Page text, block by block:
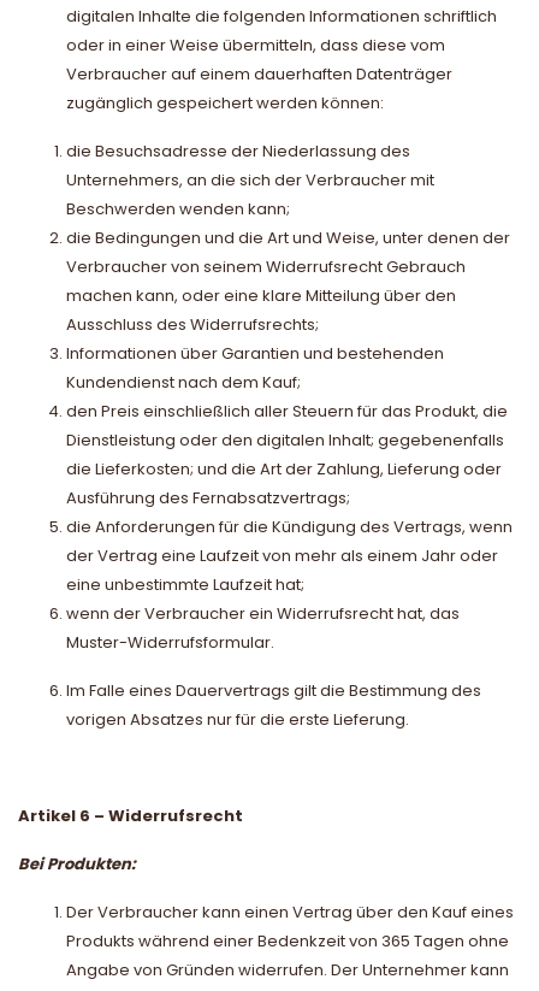
digitalen Inhalte die folgenden Informationen schriftlich
oder in einer Weise übermitteln, dass diese vom
Verbraucher auf einem dauerhaften Datenträger
zugänglich gespeichert werden können:
die Besuchsadresse der Niederlassung des
Unternehmers, an die sich der Verbraucher mit
Beschwerden wenden kann;
die Bedingungen und die Art und Weise, unter denen der
Verbraucher von seinem Widerrufsrecht Gebrauch
machen kann, oder eine klare Mitteilung über den
Ausschluss des Widerrufsrechts;
Informationen über Garantien und bestehenden
Kundendienst nach dem Kauf;
den Preis einschließlich aller Steuern für das Produkt, die
Dienstleistung oder den digitalen Inhalt; gegebenenfalls
die Lieferkosten; und die Art der Zahlung, Lieferung oder
Ausführung des Fernabsatzvertrags;
die Anforderungen für die Kündigung des Vertrags, wenn
der Vertrag eine Laufzeit von mehr als einem Jahr oder
eine unbestimmte Laufzeit hat;
wenn der Verbraucher ein Widerrufsrecht hat, das
Muster-Widerrufsformular.
Im Falle eines Dauervertrags gilt die Bestimmung des
vorigen Absatzes nur für die erste Lieferung.
Artikel 6 – Widerrufsrecht
Bei Produkten:
Der Verbraucher kann einen Vertrag über den Kauf eines
Produkts während einer Bedenkzeit von 365 Tagen ohne
Angabe von Gründen widerrufen. Der Unternehmer kann